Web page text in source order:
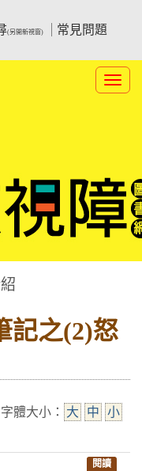
(另開新視窗)
常見問題
記之(2)怒
字體大小： 大 中 小
閱讀